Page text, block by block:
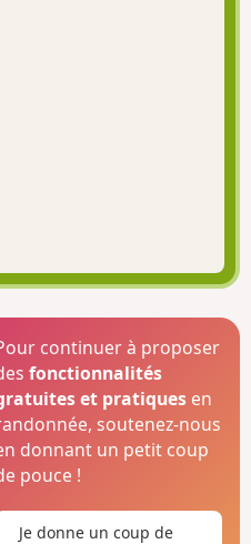
continuer à proposer
fonctionnalités
et pratiques en
soutenez-nous
donnant un petit coup
pouce !
Je donne un coup de